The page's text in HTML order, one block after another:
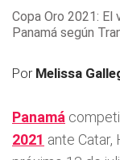
Copa Oro 2021:
Panamá según
Por Melissa
Panamá
2021 ante Catar,